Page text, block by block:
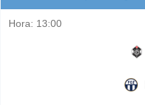
Hora: 13:00